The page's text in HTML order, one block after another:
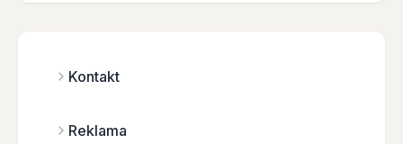
Kontakt
Reklama